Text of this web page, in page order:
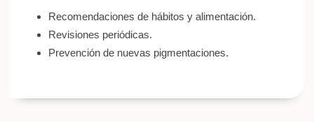
Recomendaciones de hábitos y alimentación.
Revisiones periódicas.
Prevención de nuevas pigmentaciones.